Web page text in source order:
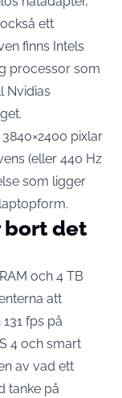
ett
finns Intels
processor som
Nvidias
.
pixlar
(eller 440 Hz
som ligger
bort det
och 4 TB
att
fps på
4 och smart
av vad ett
tanke på